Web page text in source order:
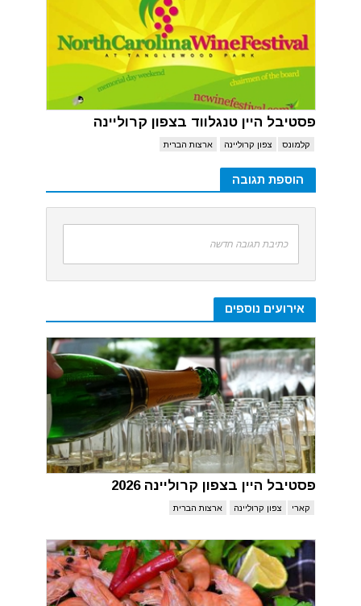
פסטיבל היין טנגלווד בצפון קרוליינה
קלמונס צפון קרוליינה ארצות הברית
הוספת תגובה
כתיבת תגובה חדשה
אירועים נוספים
פסטיבל היין בצפון קרוליינה 2026
קארי צפון קרוליינה ארצות הברית